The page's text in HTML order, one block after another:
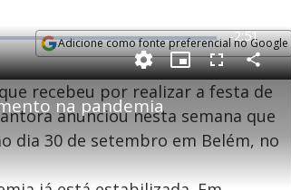
Adicione como fonte preferencial no Google
Opens in new window
na pandemia
R
e
m
a
i
n
-2:51
P
i
c
t
u
r
-
i
F
u
l
l
s
c
e
e
C
o
m
p
r
t
l
recebeu por realizar a festa de
anunciou nesta semana que
dia 30 de setembro em Belém, no